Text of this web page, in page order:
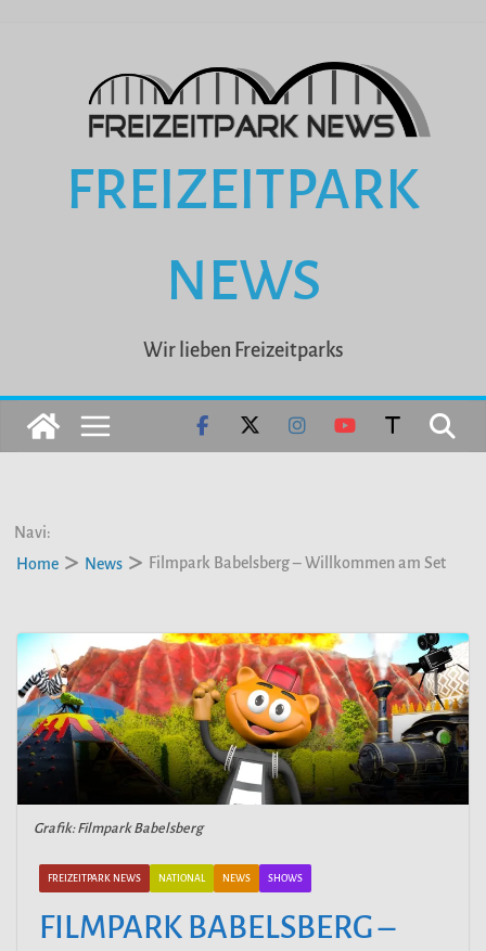
FREIZEITPARK
NEWS
Wir lieben Freizeitparks
Navi:
Home
News Filmpark Babelsberg – Willkommen am Set
Grafik: Filmpark Babelsberg
FREIZEITPARK NEWS NATIONAL NEWS SHOWS
FILMPARK BABELSBERG –